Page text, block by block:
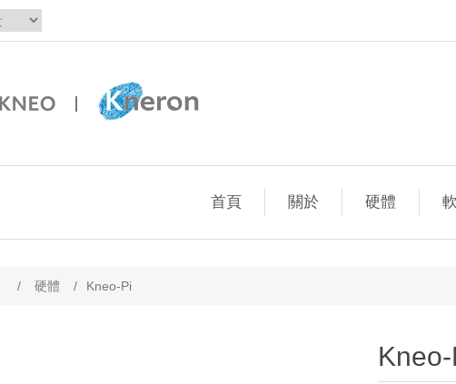
首頁 關於 硬體
/ 硬體 / Kneo-Pi